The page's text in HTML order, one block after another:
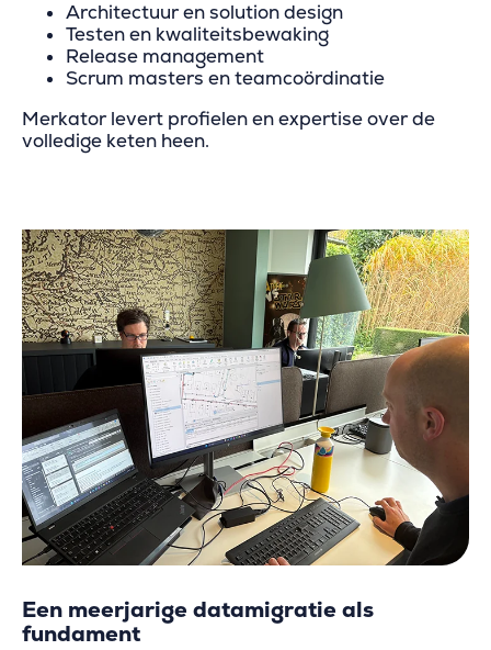
Architectuur en solution design
Testen en kwaliteitsbewaking
Release management
Scrum masters en teamcoördinatie
Merkator levert profielen en expertise over de
volledige keten heen.
Een meerjarige datamigratie als
fundament